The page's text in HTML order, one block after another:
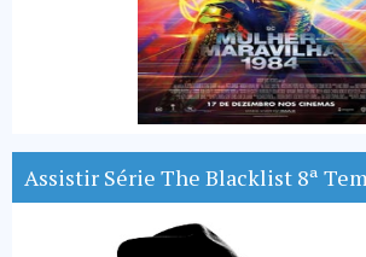
Assistir Série The Blacklist 8ª